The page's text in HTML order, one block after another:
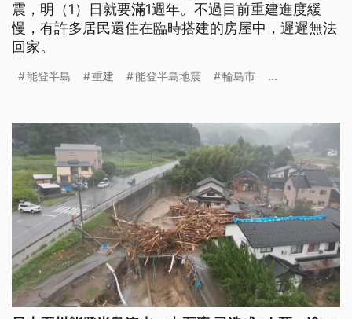
震，明（1）日就要滿1週年。不過目前重建進度緩
慢，有許多居民還住在臨時搭建的房屋中，遲遲無法
回家。
能登半島 重建 能登半島地震 輪島市 ...